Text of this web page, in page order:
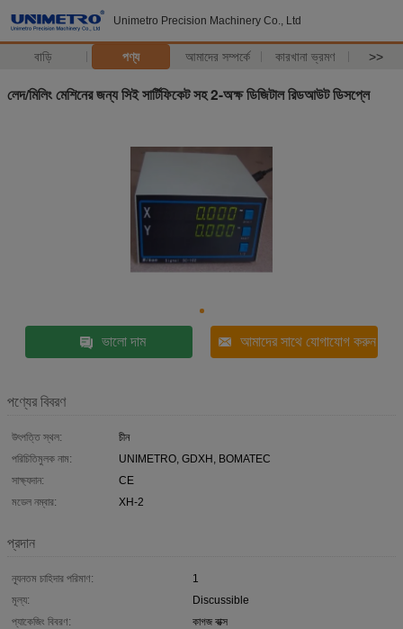
Unimetro Precision Machinery Co., Ltd
বাড়ি পণ্য আমাদের সম্পর্কে কারখানা ভ্রমণ >>
লেদ/মিলিং মেশিনের জন্য সিই সার্টিফিকেট সহ 2-অক্ষ ডিজিটাল রিডআউট ডিসপ্লে
ভালো দাম আমাদের সাথে যোগাযোগ করুন
পণ্যের বিবরণ
উৎপত্তি স্থল:
চীন
পরিচিতিমুলক নাম:
UNIMETRO, GDXH, BOMATEC
সাক্ষ্যদান:
CE
মডেল নম্বার:
XH-2
প্রদান
ন্যূনতম চাহিদার পরিমাণ:
1
মূল্য:
Discussible
প্যাকেজিং বিবরণ:
কাগজ বাক্স